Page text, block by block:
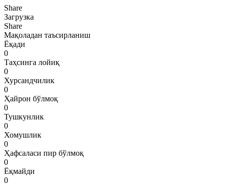
Share
Загрузка
Share
Мақоладан таъсирланиш
Ёқади
0
Таҳсинга лойиқ
0
Хурсандчилик
0
Ҳайрон бўлмоқ
0
Тушкунлик
0
Хомушлик
0
Ҳафсаласи пир бўлмоқ
0
Ёқмайди
0